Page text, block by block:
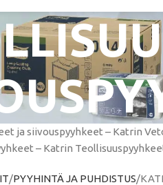
ja siivouspyyhkeet – Katrin
– Katrin
PYYHINTÄ JA PUHDISTUS